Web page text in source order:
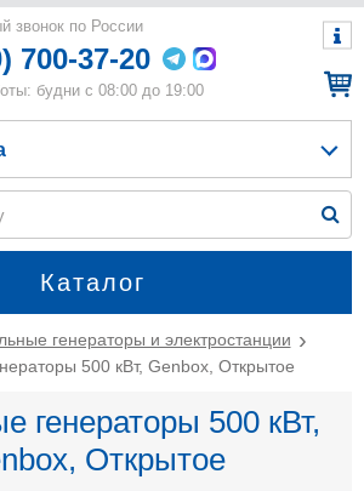
звонок по России
700-37-20
будни с 08:00 до 19:00
Каталог
генераторы и электростанции
500 кВт, Genbox, Открытое
генераторы 500 кВт,
Открытое